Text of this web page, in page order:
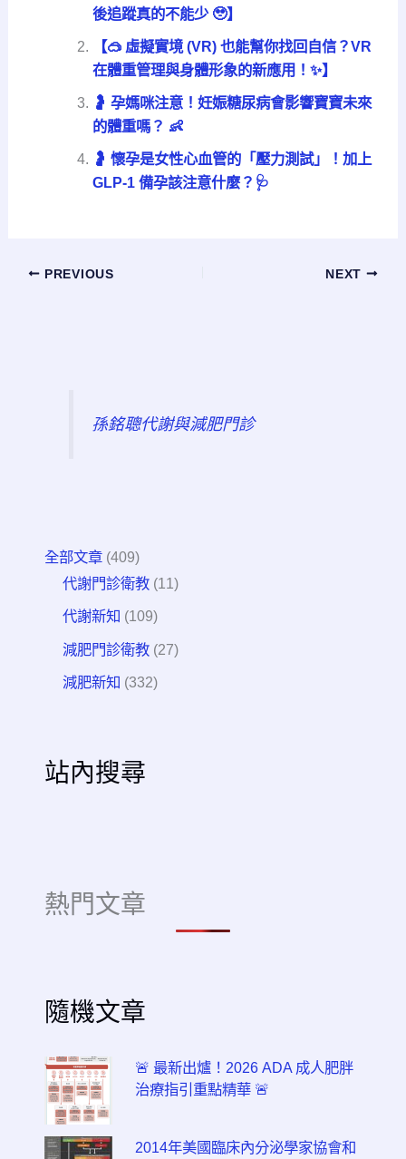
後追蹤真的不能少 🥹】
【🥽 虛擬實境 (VR) 也能幫你找回自信？VR
在體重管理與身體形象的新應用！✨】
🤰 孕媽咪注意！妊娠糖尿病會影響寶寶未來
的體重嗎？ 👶
🤰 懷孕是女性心血管的「壓力測試」！加上
GLP-1 備孕該注意什麼？🩺
PREVIOUS NEXT
孫銘聰代謝與減肥門診
全部文章 (409)
代謝門診衛教 (11)
代謝新知 (109)
減肥門診衛教 (27)
減肥新知 (332)
站內搜尋
熱門文章
隨機文章
🚨 最新出爐！2026 ADA 成人肥胖
治療指引重點精華 🚨
2014年美國臨床內分泌學家協會和